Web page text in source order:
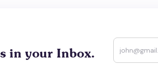
in your Inbox.